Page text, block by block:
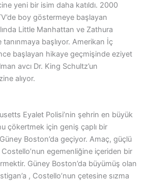
yeni bir isim daha katıldı. 2000
boy göstermeye başlayan
Little Manhattan ve Zathura
başlıyor. Amerikan İç
başlayan hikaye geçmişinde eziyet
avcı Dr. King Schultz’un
alıyor.
Eyalet Polisi’nin şehrin en büyük
çökertmek için geniş çaplı bir
Boston’da geçiyor. Amaç, güçlü
egemenliğine içeriden bir
Güney Boston’da büyümüş olan
, Costello’nun çetesine sızma